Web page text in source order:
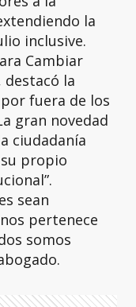
la
inclusive.
Cambiar
destacó la
fuera de los
gran novedad
ciudadanía
propio
sean
pertenece
somos